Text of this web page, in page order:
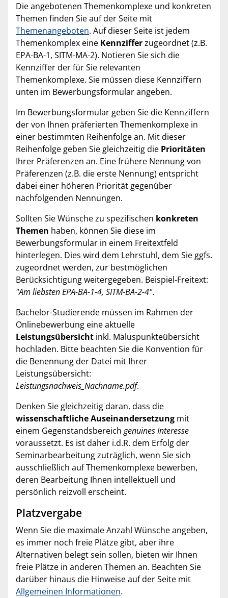
Die angebotenen Themenkomplexe und konkreten
Themen finden Sie auf der Seite mit
Themenangeboten. Auf dieser Seite ist jedem
Themenkomplex eine Kennzifferzugeordnet (z.B.
EPA-BA-1, SITM-MA-2). Notieren Sie sich die
Kennziffer der für Sie relevanten
Themenkomplexe. Sie müssen diese Kennziffern
unten im Bewerbungsformular angeben.
Im Bewerbungsformular geben Sie die Kennziffern
der von Ihnen präferierten Themenkomplexe in
einer bestimmten Reihenfolge an. Mit dieser
Reihenfolge geben Sie gleichzeitig die Prioritäten
Ihrer Präferenzen an. Eine frühere Nennung von
Präferenzen (z.B. die erste Nennung) entspricht
dabei einer höheren Priorität gegenüber
nachfolgenden Nennungen.
Sollten Sie Wünsche zu spezifischen konkreten
Themen haben, können Sie diese im
Bewerbungsformular in einem Freitextfeld
hinterlegen. Dies wird dem Lehrstuhl, dem Sie ggfs.
zugeordnet werden, zur bestmöglichen
Berücksichtigung weitergegeben. Beispiel-Freitext:
"Am liebsten EPA-BA-1-4, SITM-BA-2-4".
Bachelor-Studierende müssen im Rahmen der
Onlinebewerbung eine aktuelle
Leistungsübersicht inkl. Maluspunkteübersicht
hochladen. Bitte beachten Sie die Konvention für
die Benennung der Datei mit Ihrer
Leistungsübersicht:
Leistungsnachweis_Nachname.pdf.
Denken Sie gleichzeitig daran, dass die
wissenschaftliche Auseinandersetzung mit
einem Gegenstandsbereich genuines Interesse
voraussetzt. Es ist daher i.d.R. dem Erfolg der
Seminarbearbeitung zuträglich, wenn Sie sich
ausschließlich auf Themenkomplexe bewerben,
deren Bearbeitung Ihnen intellektuell und
persönlich reizvoll erscheint.
Platzvergabe
Wenn Sie die maximale Anzahl Wünsche angeben,
es immer noch freie Plätze gibt, aber ihre
Alternativen belegt sein sollen, bieten wir Ihnen
freie Plätze in anderen Themen an. Beachten Sie
darüber hinaus die Hinweise auf der Seite mit
Allgemeinen Informationen.